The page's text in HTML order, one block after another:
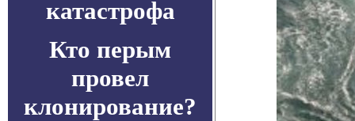
катастрофа
Кто перым
провел
клонирование?